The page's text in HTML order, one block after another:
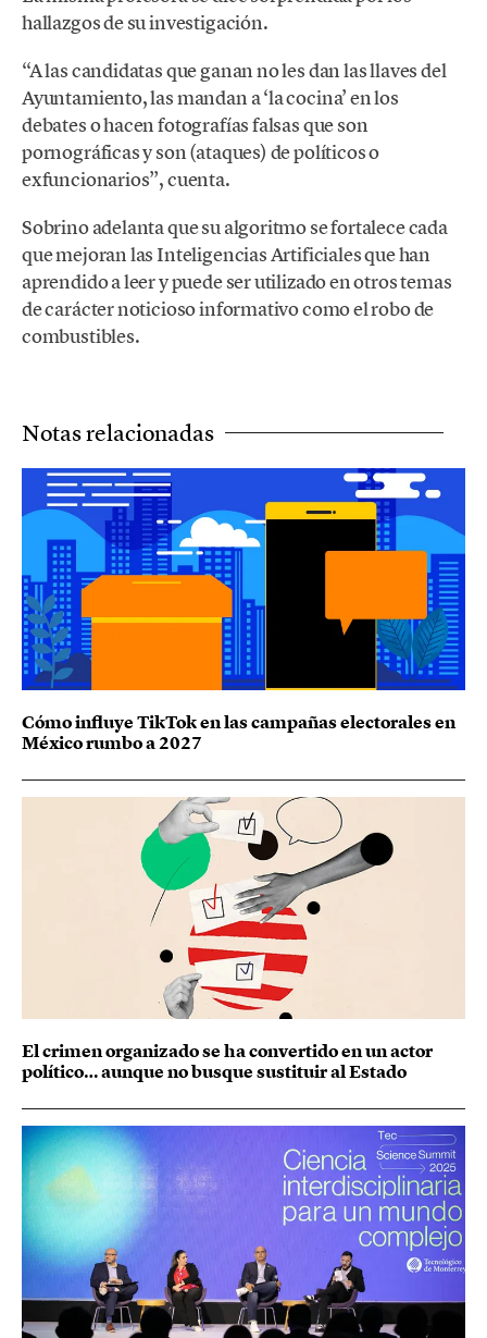
hallazgos de su investigación.
“A las candidatas que ganan no les dan las llaves del
Ayuntamiento, las mandan a ‘la cocina’ en los
debates o hacen fotografías falsas que son
pornográficas y son (ataques) de políticos o
exfuncionarios”, cuenta.
Sobrino adelanta que su algoritmo se fortalece cada
que mejoran las Inteligencias Artificiales que han
aprendido a leer y puede ser utilizado en otros temas
de carácter noticioso informativo como el robo de
combustibles.
Notas relacionadas
Cómo influye TikTok en las campañas electorales en
México rumbo a 2027
El crimen organizado se ha convertido en un actor
político… aunque no busque sustituir al Estado